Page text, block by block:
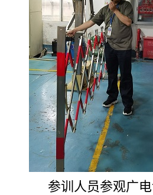
参训人员参观广